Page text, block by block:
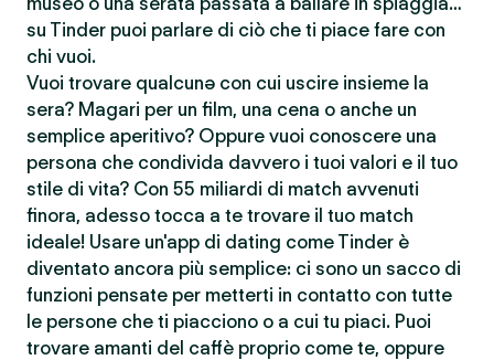
su Tinder puoi parlare di ciò che ti piace fare con
chi vuoi.
Vuoi trovare qualcunə con cui uscire insieme la
sera? Magari per un film, una cena o anche un
semplice aperitivo? Oppure vuoi conoscere una
persona che condivida davvero i tuoi valori e il tuo
stile di vita? Con 55 miliardi di match avvenuti
finora, adesso tocca a te trovare il tuo match
ideale! Usare un'app di dating come Tinder è
diventato ancora più semplice: ci sono un sacco di
funzioni pensate per metterti in contatto con tutte
le persone che ti piacciono o a cui tu piaci. Puoi
trovare amanti del caffè proprio come te, oppure